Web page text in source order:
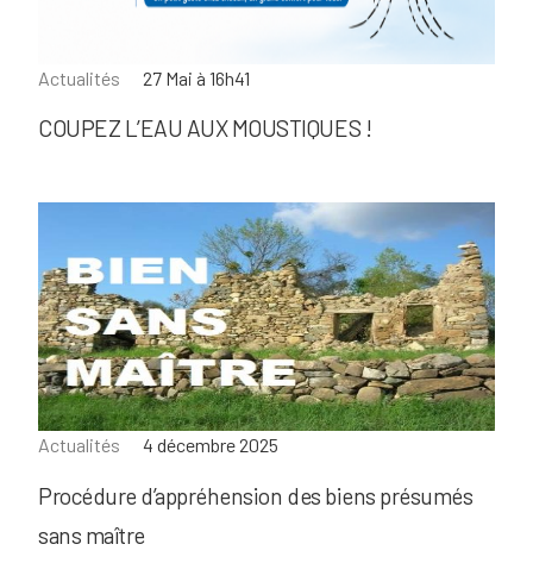
Actualités 27 Mai à 16h41
COUPEZ L’EAU AUX MOUSTIQUES !
Actualités 4 décembre 2025
Procédure d’appréhension des biens présumés
sans maître